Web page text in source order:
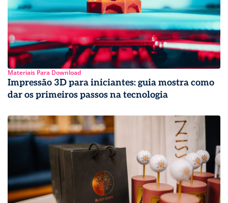
Materiais Para Download
Impressão 3D para iniciantes: guia mostra como
dar os primeiros passos na tecnologia